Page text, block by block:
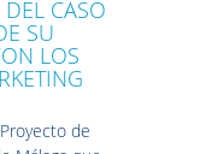
CASO
SU
LOS
de